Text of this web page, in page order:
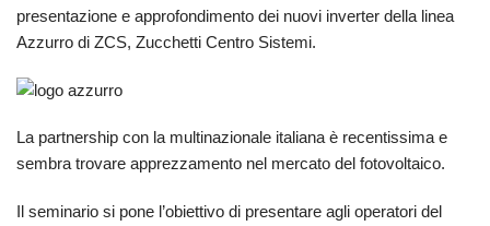
presentazione e approfondimento dei nuovi inverter della linea
Azzurro di ZCS, Zucchetti Centro Sistemi.
La partnership con la multinazionale italiana è recentissima e
sembra trovare apprezzamento nel mercato del fotovoltaico.
Il seminario si pone l’obiettivo di presentare agli operatori del